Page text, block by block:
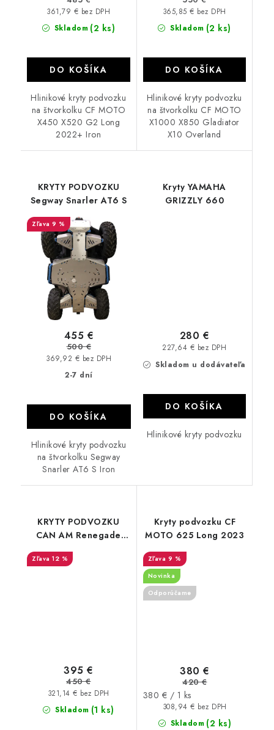
Skladom (2 ks)
361,79 € bez DPH
DO KOŠÍKA
Hlinikové kryty podvozku
na štvorkolku CF MOTO
X450 X520 G2 Long
2022+ Iron
Skladom (2 ks)
365,85 € bez DPH
DO KOŠÍKA
Hlinikové kryty podvozku
na štvorkolku CF MOTO
X1000 X850 Gladiator
X10 Overland
KRYTY PODVOZKU
Segway Snarler AT6 S
9 %
2-7 dní
369,92 € bez DPH
455 €
500 €
DO KOŠÍKA
Hlinikové kryty podvozku
na štvorkolku Segway
Snarler AT6 S Iron
Kryty YAMAHA
GRIZZLY 660
Skladom u dodávateľa
227,64 € bez DPH
280 €
DO KOŠÍKA
Hlinikové kryty podvozku
KRYTY PODVOZKU
CAN AM Renegade
570 XXC SST G2 2016 -
2018
12 %
Skladom (1 ks)
321,14 € bez DPH
395 €
450 €
Kryty podvozku CF
MOTO 625 Long 2023
9 %
Novinka
Odporúčame
Skladom (2 ks)
308,94 € bez DPH
380 €
420 €
Jednotková
380 € / 1 ks